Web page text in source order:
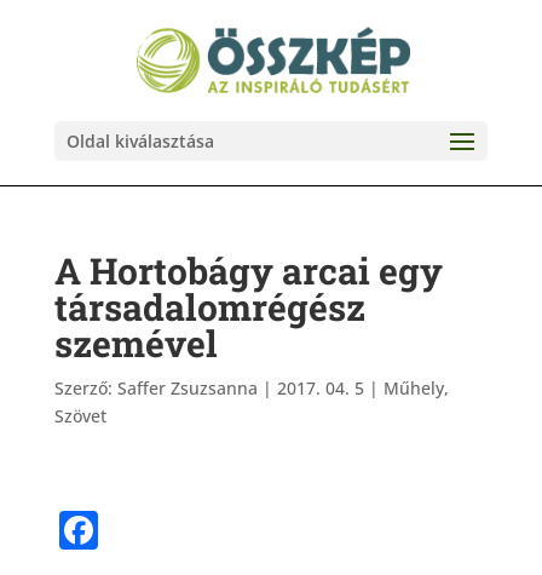
Oldal kiválasztása
A Hortobágy arcai egy
társadalomrégész
szemével
Szerző: Saffer Zsuzsanna | 2017. 04. 5| Műhely,
Szövet
F